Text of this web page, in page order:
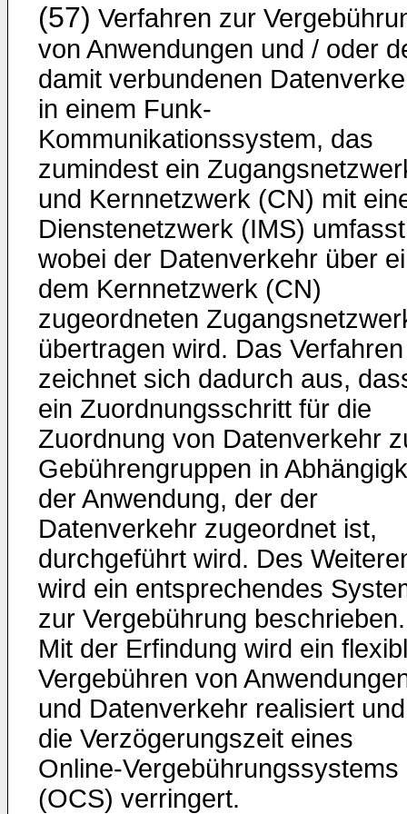
(57) Verfahren zur
von Anwendungen und / oder
damit verbundenen
in einem Funk-
Kommunikationssystem, das
zumindest ein
und Kernnetzwerk (CN) mit
Dienstenetzwerk (IMS)
wobei der Datenverkehr über
dem Kernnetzwerk (CN)
zugeordneten
übertragen wird. Das Verfahren
zeichnet sich dadurch aus,
ein Zuordnungsschritt für die
Zuordnung von Datenverkehr
Gebührengruppen in
der Anwendung, der der
Datenverkehr zugeordnet ist,
durchgeführt wird. Des
wird ein entsprechendes
zur Vergebührung beschrieben.
Mit der Erfindung wird ein
Vergebühren von
und Datenverkehr realisiert und
die Verzögerungszeit eines
Online-Vergebührungssystems
(OCS) verringert.